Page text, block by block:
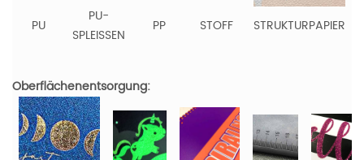
PU
PU-
SPLEISSEN
PP STOFF STRUKTURPAPIER
Oberflächenentsorgung: